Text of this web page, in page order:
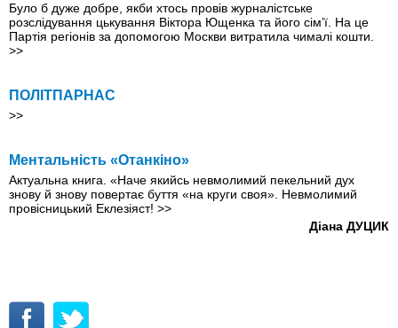
Було б дуже добре, якби хтось провів журналістське
розслідування цькування Віктора Ющенка та його сім’ї. На це
Партія регіонів за допомогою Москви витратила чималі кошти.
>>
ПОЛІТПАРНАС
>>
Ментальність «Отанкіно»
Актуальна книга. «Наче якийсь невмолимий пекельний дух
знову й знову повертає буття «на круги своя». Невмолимий
провісницький Еклезіяст! >>
Діана ДУЦИК